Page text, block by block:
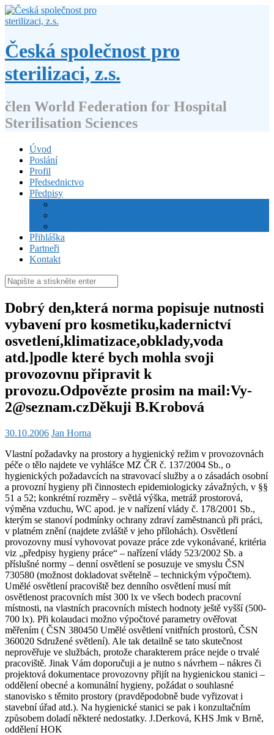
Přejít
k
webu
Česká společnost pro
sterilizaci, z.s.
člen World Federation for Hospital
Sterilisation Sciences
Úvod
Poslání
Profil
Předsednictvo
Předpisy
Přihláška
Partneři
Kontakt
Hledat:
Dobrý den,která norma popisuje nutnosti
vybavení pro kosmetiku,kadernictví
osvetlení,klimatizace,obklady,voda
atd.]podle které bych mohla svoji
provozovnu připravit k
provozu.Odpovězte prosim na mail:Vy-
2@seznam.czDěkuji B.Krobová
30.10.2006 Jan Horna
Vlastní požadavky na prostory a hygienický režim v provozovnách
péče o tělo najdete ve vyhlášce MZ ČR č. 137/2004 Sb., o
hygienických požadavcích na stravovací služby a o zásadách osobní
a provozní hygieny při činnostech epidemiologicky závažných, v §§
51 a 52; konkrétní rozměry – světlá výška, metráž prostorová,
výměna vzduchu, WC apod. je v nařízení vlády č. 178/2001 Sb.,
kterým se stanoví podmínky ochrany zdraví zaměstnanců při práci,
v platném znění (najdete zvláště v jeho přílohách). Osvětlení
provozovny musí vyhovovat povaze práce zde vykonávané, kritéria
viz „předpisy hygieny práce“ – nařízení vlády 523/2002 Sb. a
příslušné normy – denní osvětlení se posuzuje ve smyslu ČSN
730580 (možnost dokladovat světelně – technickým výpočtem).
Umělé osvětlení pracoviště bez denního osvětlení musí mít
osvětlenost pracovních míst 300 lx ve všech bodech pracovní
místnosti, na vlastních pracovních místech hodnoty ještě vyšší (500-
700 lx). Při kolaudaci možno výpočtové parametry ověřovat
měřením ( ČSN 380450 Umělé osvětlení vnitřních prostorů, ČSN
360020 Sdružené světlení). Ale tak detailně se tato skutečnost
neprověřuje ve službách, protože charakterem práce nejde o trvalé
pracoviště. Jinak Vám doporučuji a je nutno s návrhem – nákres či
projektová dokumentace provozovny přijít na hygienickou stanici –
oddělení obecné a komunální hygieny, požádat o souhlasné
stanovisko s těmito prostory (pravděpodobně bude vyřizovat i
stavební úřad atd.). Na hygienické stanici se pak i konzultačním
způsobem doladí některé nedostatky. J.Derková, KHS Jmk v Brně,
oddělení HOK